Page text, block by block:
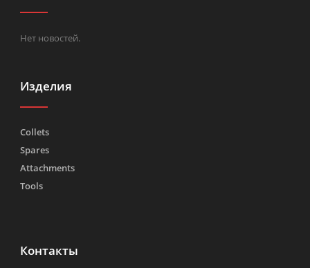
Нет новостей.
Изделия
Collets
Spares
Attachments
Tools
Контакты